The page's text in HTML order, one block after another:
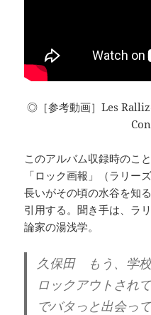
◎［参考動画］Les
このアルバム収録時のこ
「ロック画報」（ラリー
長いがその頃の水谷を知
引用する。聞き手は、ラ
論家の湯浅学。
久保田 もう、学
ロックアウトされ
でバタっと出会っ